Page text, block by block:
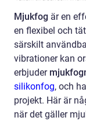
Mjukfog är en
en flexibel och
särskilt
vibrationer kan
erbjuder
silikonfog, och
projekt. Här är
när det gäller